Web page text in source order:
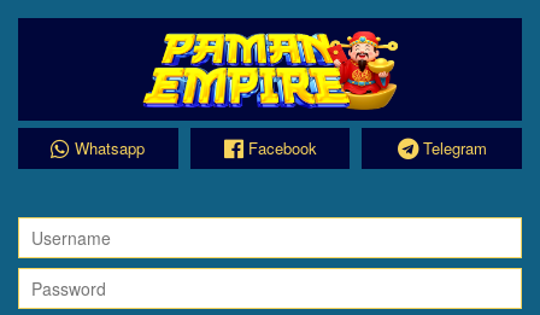
Whatsapp Facebook Telegram